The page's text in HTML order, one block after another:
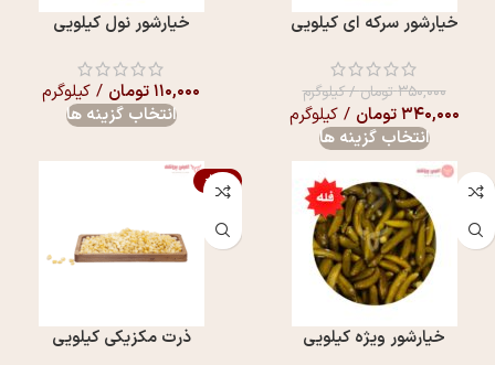
خیارشور سرکه ای کیلویی
۳۵۰,۰۰۰تومان/ کیلوگرم
۳۴۰,۰۰۰تومان / کیلوگرم
انتخاب گزینه ها
خیارشور نول کیلویی
۱۱۰,۰۰۰تومان / کیلوگرم
انتخاب گزینه ها
خیارشور ویژه کیلویی
-13%
ذرت مکزیکی کیلویی